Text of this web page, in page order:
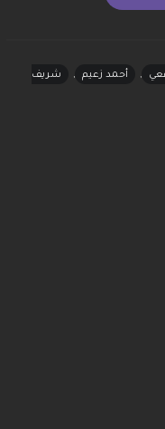
, أحمد زعيم ,
شريف